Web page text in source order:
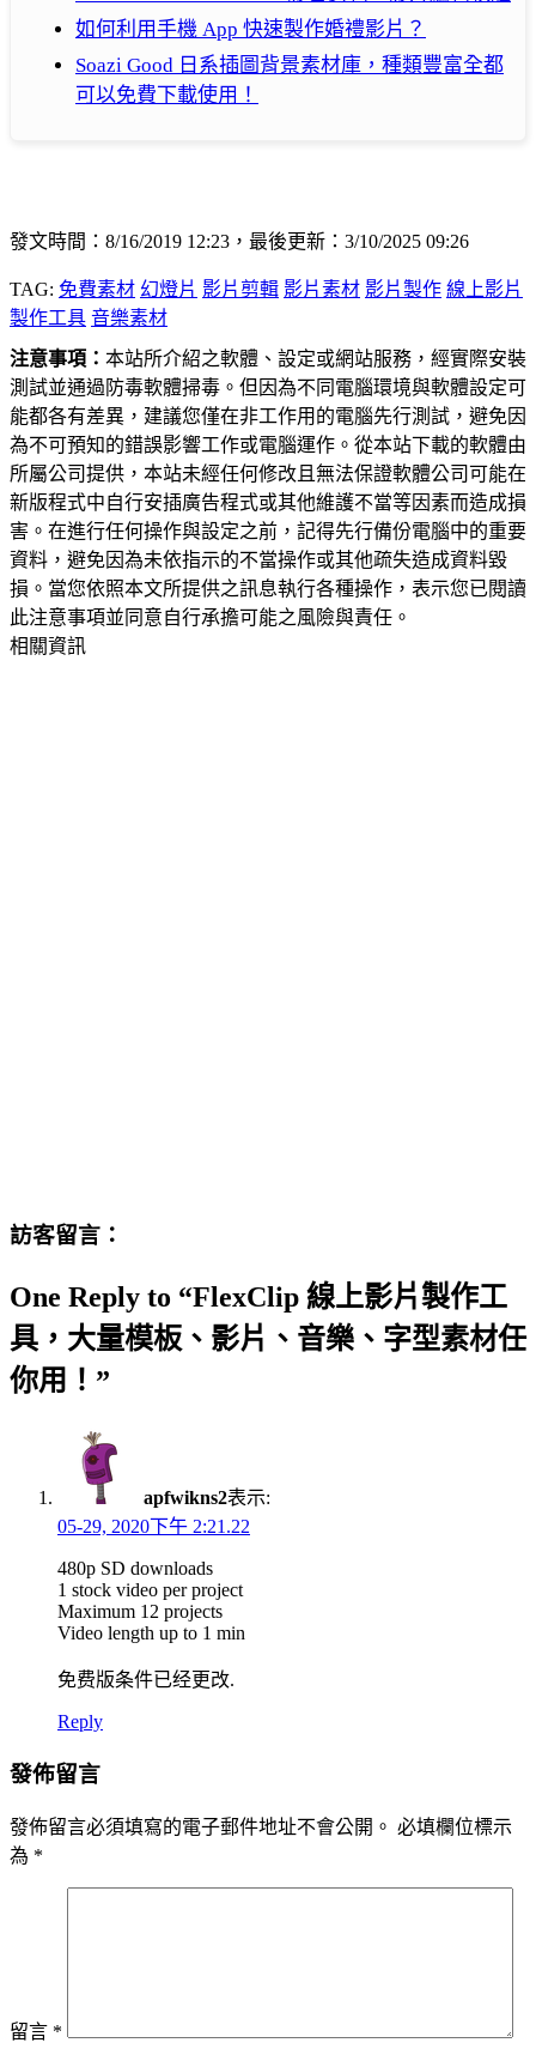
如何利用手機 App 快速製作婚禮影片？
Soazi Good 日系插圖背景素材庫，種類豐富全都
可以免費下載使用！
發文時間：8/16/2019 12:23，最後更新：3/10/2025 09:26
TAG: 免費素材 幻燈片 影片剪輯 影片素材 影片製作 線上影片
製作工具 音樂素材
注意事項： 本站所介紹之軟體、設定或網站服務，經實際安裝
測試並通過防毒軟體掃毒。但因為不同電腦環境與軟體設定可
能都各有差異，建議您僅在非工作用的電腦先行測試，避免因
為不可預知的錯誤影響工作或電腦運作。從本站下載的軟體由
所屬公司提供，本站未經任何修改且無法保證軟體公司可能在
新版程式中自行安插廣告程式或其他維護不當等因素而造成損
害。在進行任何操作與設定之前，記得先行備份電腦中的重要
資料，避免因為未依指示的不當操作或其他疏失造成資料毀
損。當您依照本文所提供之訊息執行各種操作，表示您已閱讀
此注意事項並同意自行承擔可能之風險與責任。
相關資訊
訪客留言：
One Reply to “FlexClip 線上影片製作工
具，大量模板、影片、音樂、字型素材任
你用！”
apfwikns2表示:
05-29, 2020下午 2:21.22
480p SD downloads
1 stock video per project
Maximum 12 projects
Video length up to 1 min
免费版条件已经更改.
Reply
發佈留言
發佈留言必須填寫的電子郵件地址不會公開。 必填欄位標示
為 *
留言 *